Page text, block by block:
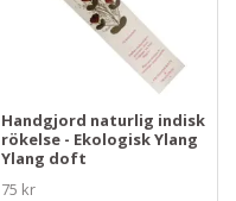
Handgjord naturlig indisk
rökelse - Ekologisk Ylang
Ylang doft
75 kr